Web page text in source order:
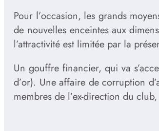
Pour l’occasion, les grands
de nouvelles enceintes aux
l’attractivité est limitée par la
Un gouffre financier, qui va
d’or). Une affaire de corruption
membres de l’ex-direction du